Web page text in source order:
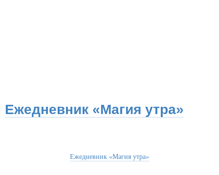
Ежедневник «Магия утра»
Ежедневник «Магия утра»